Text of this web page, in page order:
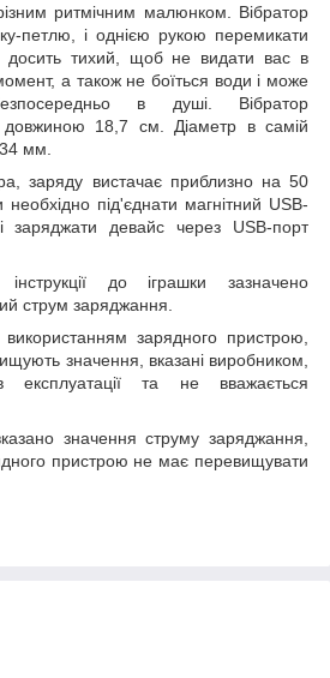
ритмічним малюнком. Вібратор
петлю, і однією рукою перемикати
досить тихий, щоб не видати вас в
а також не боїться води і може
в душі. Вібратор
довжиною 18,7 см. Діаметр в самій
мм.
заряду вистачає приблизно на 50
під'єднати магнітний USB-
заряджати девайс через USB-порт
до іграшки зазначено
струм заряджання.
зарядного пристрою,
значення, вказані виробником,
та не вважається
значення струму заряджання,
пристрою не має перевищувати